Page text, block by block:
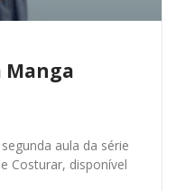
Manga
aula da série
Costurar, disponível